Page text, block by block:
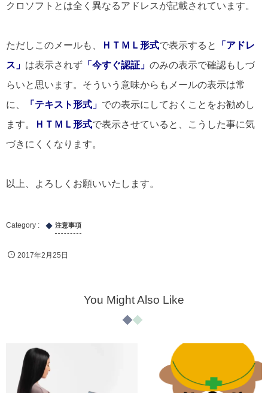
クロソフトとは全く異なるアドレスが記載されています。
ただしこのメールも、 ＨＴＭＬ形式で表示すると
「アドレ
ス」 は表示されず 「今すぐ認証」 のみの表示で確認もしづ
らいと思います。そういう意味からもメールの表示は常
に、
「テキスト形式」 での表示にしておくことをお勧めし
ます。
ＨＴＭＬ形式で表示させていると、こうした事に気
づきにくくなります。
以上、よろしくお願いいたします。
注意事項
2017年2月25日
You Might Also Like